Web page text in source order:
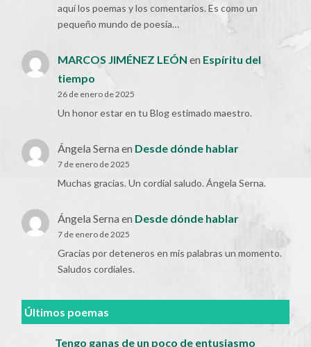
aquí los poemas y los comentarios. Es como un
pequeño mundo de poesía…
MARCOS JIMÉNEZ LEÓN en Espíritu del
tiempo
26 de enero de 2025
Un honor estar en tu Blog estimado maestro.
Ángela Serna en Desde dónde hablar
7 de enero de 2025
Muchas gracias. Un cordial saludo. Ángela Serna.
Ángela Serna en Desde dónde hablar
7 de enero de 2025
Gracias por deteneros en mis palabras un momento.
Saludos cordiales.
Últimos poemas
Tengo ganas de un poco de entusiasmo